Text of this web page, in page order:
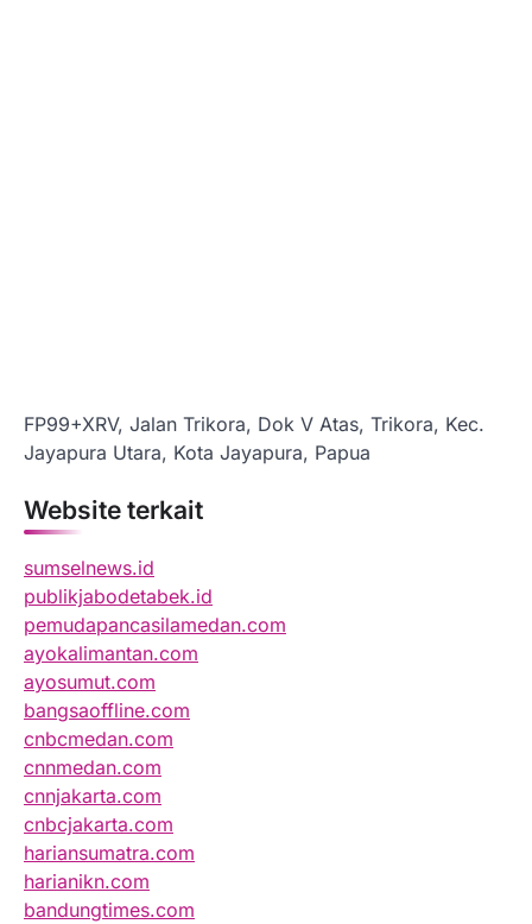
FP99+XRV, Jalan Trikora, Dok V Atas, Trikora, Kec.
Jayapura Utara, Kota Jayapura, Papua
Website terkait
sumselnews.id
publikjabodetabek.id
pemudapancasilamedan.com
ayokalimantan.com
ayosumut.com
bangsaoffline.com
cnbcmedan.com
cnnmedan.com
cnnjakarta.com
cnbcjakarta.com
hariansumatra.com
harianikn.com
bandungtimes.com